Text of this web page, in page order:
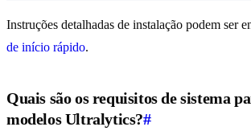
Instruções detalhadas de instalação podem ser
de início rápido.
Quais são os requisitos de sistema
modelos Ultralytics?#